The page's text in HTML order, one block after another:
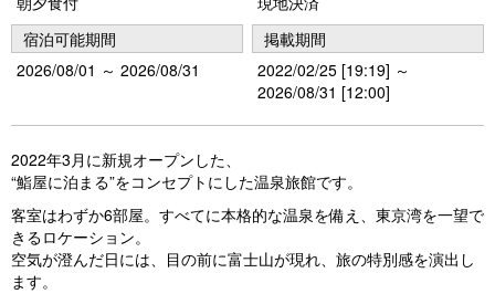
宿泊可能期間
2026/08/01 ～ 2026/08/31
掲載期間
2022/02/25 [19:19] ～
2026/08/31 [12:00]
2022年3月に新規オープンした、
“鮨屋に泊まる”をコンセプトにした温泉旅館です。
客室はわずか6部屋。すべてに本格的な温泉を備え、東京湾を一望で
きるロケーション。
空気が澄んだ日には、目の前に富士山が現れ、旅の特別感を演出し
ます。